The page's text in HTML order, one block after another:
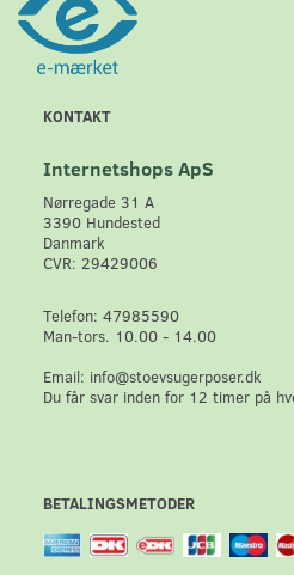
KONTAKT
Internetshops ApS
Nørregade 31 A
3390 Hundested
Danmark
CVR: 29429006
Telefon: 47985590
Man-tors. 10.00 - 14.00
Email: info@stoevsugerposer.dk
Du får svar inden for 12 timer på
BETALINGSMETODER